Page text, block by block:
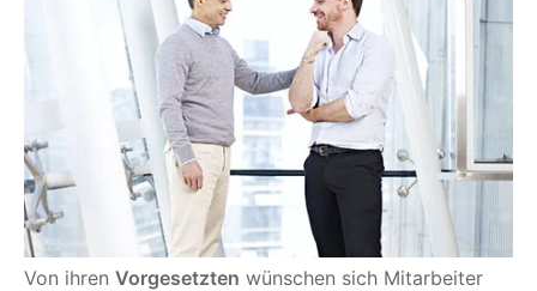
Von ihren Vorgesetzten wünschen sich Mitarbeiter